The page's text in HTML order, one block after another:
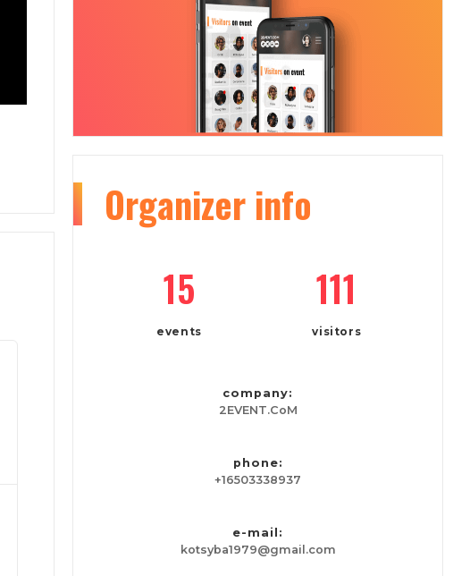
Organizer info
15
events
111
visitors
company:
2EVENT.CoM
phone:
+16503338937
e-mail:
kotsyba1979@gmail.com